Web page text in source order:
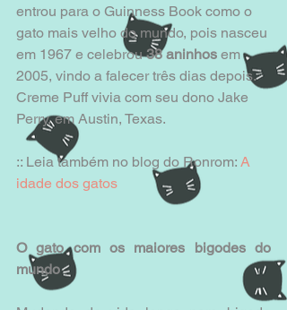
entrou para o Guinness Book como o
gato mais velho do mundo, pois nasceu
em 1967 e celebrou 38 aninhos em
2005, vindo a falecer três dias depois.
Creme Puff vivia com seu dono Jake
Perry, em Austin, Texas.
:: Leia também no blog do Ronrom: A
idade dos gatos
O gato com os maiores bigodes do
mundo